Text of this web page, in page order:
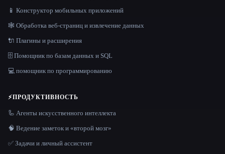
📱 Конструктор мобильных приложений
🕸️ Обработка веб-страниц и извлечение данных
🔌 Плагины и расширения
🗄️ Помощник по базам данных и SQL
💻 помощник по программированию
⚡ПРОДУКТИВНОСТЬ
🦾 Агенты искусственного интеллекта
🧠 Ведение заметок и «второй мозг»
✅ Задачи и личный ассистент